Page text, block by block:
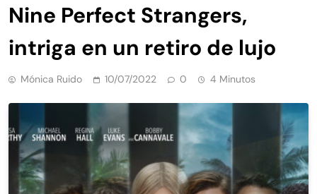
Nine Perfect Strangers,
intriga en un retiro de lujo
Mónica Ruido 10/07/2022 0 4 Minutos